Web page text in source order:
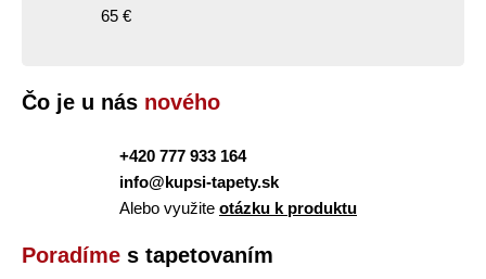
65 €
Čo je u nás nového
+420 777 933 164
info@kupsi-tapety.sk
Alebo využite otázku k produktu
Poradíme s tapetovaním